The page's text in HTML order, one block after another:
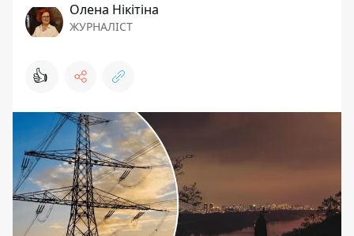
Олена Нікітіна
ЖУРНАЛІСТ
👍